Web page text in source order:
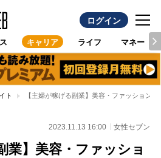
ログイン
キャリア ライフ マネー
ト 【主婦が稼げる副業】美容・ファッション
2023.11.13 16:00 女性セブン
業】美容・ファッショ